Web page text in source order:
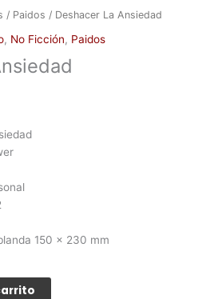
/ Paidos / Deshacer La Ansiedad
, No Ficción, Paidos
150 x 230 mm